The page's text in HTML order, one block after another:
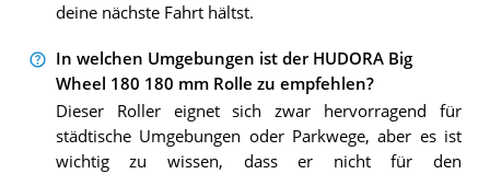
deine nächste Fahrt hältst.
In welchen Umgebungen ist der HUDORA Big
Wheel 180 180 mm Rolle zu empfehlen?
Dieser Roller eignet sich zwar hervorragend für
städtische Umgebungen oder Parkwege, aber es ist
wichtig zu wissen, dass er nicht für den